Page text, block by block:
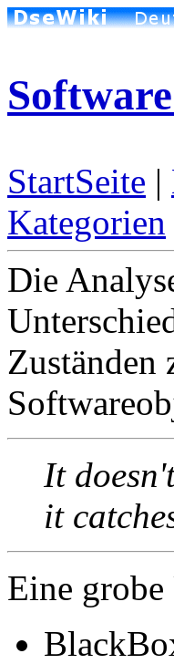
StartSeite |
Kategorien
Die
Zuständen
It
it
Eine